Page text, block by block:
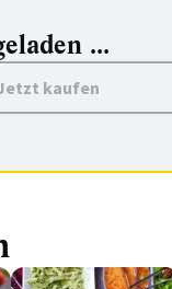
...
kaufen